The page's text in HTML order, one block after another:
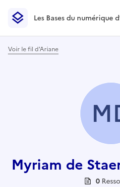
Les Bases du numérique
Les Bases du numérique
Voir le fil d'Ariane
Myriam de
0